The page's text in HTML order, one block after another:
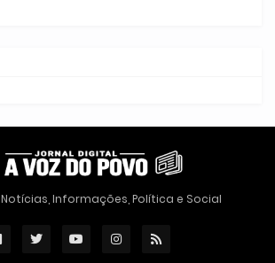
Informações, Política e Social